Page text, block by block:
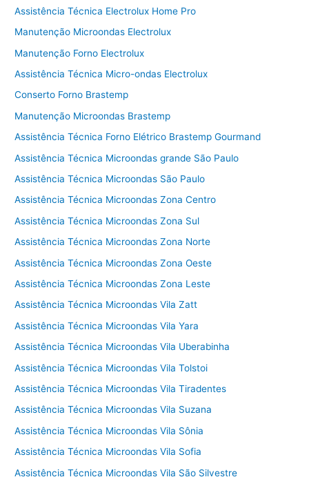
Assistência Técnica Electrolux Home Pro
Manutenção Microondas Electrolux
Manutenção Forno Electrolux
Assistência Técnica Micro-ondas Electrolux
Conserto Forno Brastemp
Manutenção Microondas Brastemp
Assistência Técnica Forno Elétrico Brastemp Gourmand
Assistência Técnica Microondas grande São Paulo
Assistência Técnica Microondas São Paulo
Assistência Técnica Microondas Zona Centro
Assistência Técnica Microondas Zona Sul
Assistência Técnica Microondas Zona Norte
Assistência Técnica Microondas Zona Oeste
Assistência Técnica Microondas Zona Leste
Assistência Técnica Microondas Vila Zatt
Assistência Técnica Microondas Vila Yara
Assistência Técnica Microondas Vila Uberabinha
Assistência Técnica Microondas Vila Tolstoi
Assistência Técnica Microondas Vila Tiradentes
Assistência Técnica Microondas Vila Suzana
Assistência Técnica Microondas Vila Sônia
Assistência Técnica Microondas Vila Sofia
Assistência Técnica Microondas Vila São Silvestre